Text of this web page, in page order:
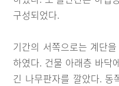
구성되었다.
기간의 서쪽으로는 계단
하였다. 건물 아래층 바닥
긴 나무판자를 깔았다. 동